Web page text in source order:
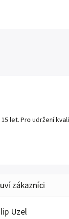
let. Pro udržení
Uzel